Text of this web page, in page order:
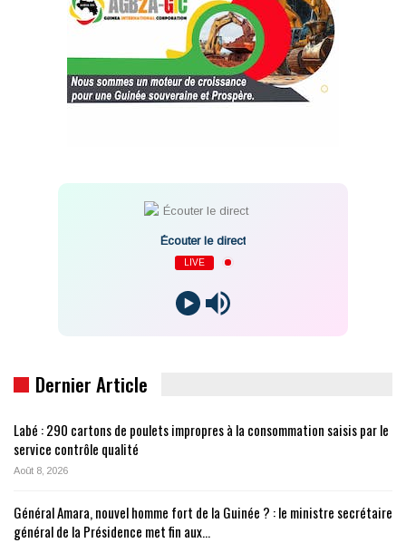
Écouter le direct
LIVE
Dernier Article
Labé : 290 cartons de poulets impropres à la consommation saisis par le
service contrôle qualité
Août 8, 2026
Général Amara, nouvel homme fort de la Guinée ? : le ministre secrétaire
général de la Présidence met fin aux…